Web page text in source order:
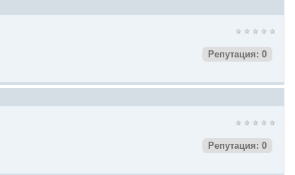
Репутация: 0
Репутация: 0